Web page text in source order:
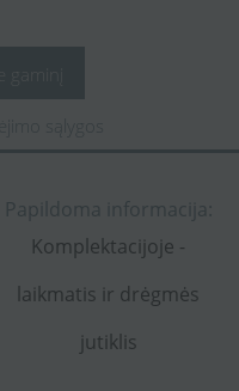
sąlygos
Papildoma informacija:
Komplektacijoje -
laikmatis ir drėgmės
jutiklis